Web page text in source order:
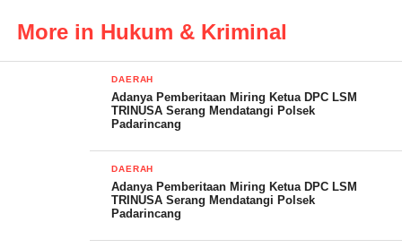
pada program Pendaftaran Tanah Sistematis Lengkap (PTSL) di
Desa Cimanis Kecamatan Sobang Kabupaten Pandeglang,
Banten, padahal sebelumnya Kasi Intel Kejaksaan Negeri
Pandeglang bersama Tim nya sudah melakukan investigasi atau
kroscek langsung dan dikawal beberapa media,” tegasnya
Ditempat terpisah, Wildan selaku Kasi Intel Kejari Pandeglang
saat dihubungi via pesan whatssapnya tidak ada jawaban, seolah
menutup mata dengan temuan awak media di salah satu Desa
yang mana Dugaan pungutan liar di Program PTSL tahun 2022-
More in Hukum & Kriminal
DAERAH
Adanya Pemberitaan Miring Ketua DPC LSM
TRINUSA Serang Mendatangi Polsek
Padarincang
DAERAH
Adanya Pemberitaan Miring Ketua DPC LSM
TRINUSA Serang Mendatangi Polsek
Padarincang